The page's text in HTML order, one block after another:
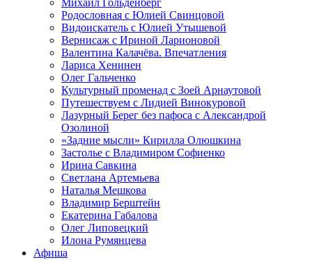
Михаил Гольденберг
Родословная с Юлией Свинцовой
Видоискатель с Юлией Утышевой
Вернисаж с Ириной Ларионовой
Валентина Калачёва. Впечатления
Лариса Хенинен
Олег Гальченко
Культурный променад с Зоей Арнаутовой
Путешествуем с Лидией Винокуровой
Лазурный Берег без пафоса с Александрой
Озолиной
«Задние мысли» Кирилла Олюшкина
Застолье с Владимиром Софиенко
Ирина Савкина
Светлана Артемьева
Наталья Мешкова
Владимир Берштейн
Екатерина Габалова
Олег Липовецкий
Илона Румянцева
Афиша